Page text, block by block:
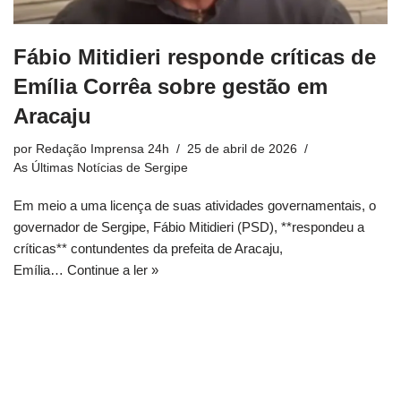
Fábio Mitidieri responde críticas de
Emília Corrêa sobre gestão em
Aracaju
por Redação Imprensa 24h
25 de abril de 2026
As Últimas Notícias de Sergipe
Em meio a uma licença de suas atividades governamentais, o
governador de Sergipe, Fábio Mitidieri (PSD), **respondeu a
críticas** contundentes da prefeita de Aracaju,
Emília… Continue a ler »